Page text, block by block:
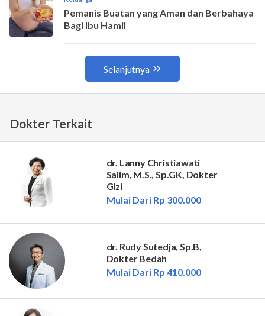
Dokter Terkait